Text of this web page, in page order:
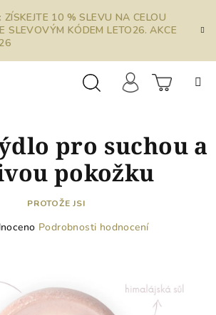
ZÍSKEJTE 10 % SLEVU NA CELOU
SLEVOVÝM KÓDEM LETO26. AKCE
košík
pro suchou a
pokožku
PROTOŽE JSI
Podrobnosti hodnocení